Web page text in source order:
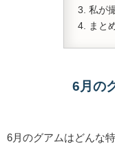
私が
まと
6月の
6月のグアムはどんな